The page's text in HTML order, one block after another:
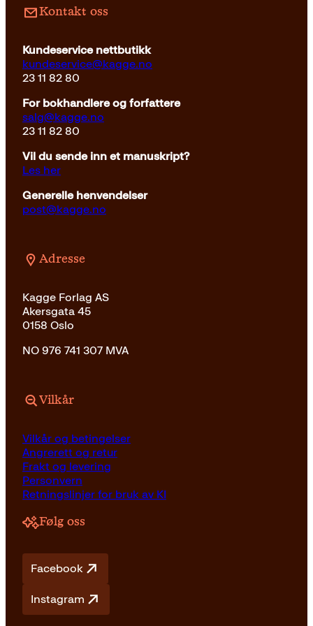
Kontakt oss
Kundeservice nettbutikk
kundeservice@kagge.no
23 11 82 80
For bokhandlere og forfattere
salg@kagge.no
23 11 82 80
Vil du sende inn et manuskript?
Les her
Generelle henvendelser
post@kagge.no
Adresse
Kagge Forlag AS
Akersgata 45
0158 Oslo
NO 976 741 307 MVA
Vilkår
Vilkår og betingelser
Angrerett og retur
Frakt og levering
Personvern
Retningslinjer for bruk av KI
Følg oss
Facebook
Instagram